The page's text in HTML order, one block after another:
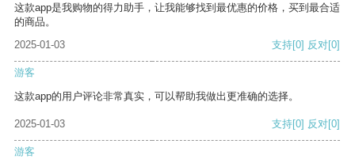
这款app是我购物的得力助手，让我能够找到最优惠的价格，买到最合适
的商品。
2025-01-03
支持[0] 反对[0]
游客
这款app的用户评论非常真实，可以帮助我做出更准确的选择。
2025-01-03 支持[0] 反对[0]
游客